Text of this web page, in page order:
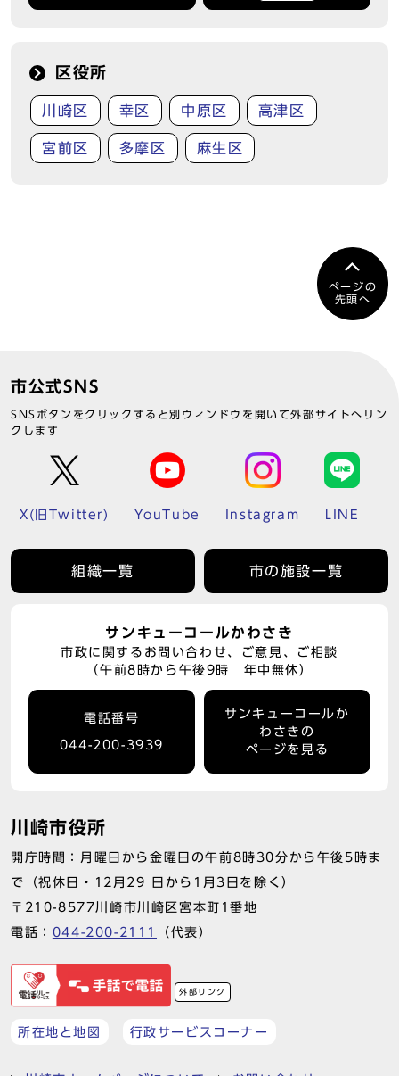
区役所
川崎区 幸区 中原区 高津区
宮前区 多摩区 麻生区
ページの
先頭へ
市公式SNS
SNSボタンをクリックすると別ウィンドウを開いて外部サイトへリン
クします
X(旧Twitter) YouTube Instagram LINE
組織一覧 市の施設一覧
サンキューコールかわさき
市政に関するお問い合わせ、ご意見、ご相談
（午前8時から午後9時 年中無休）
電話番号
044-200-3939
サンキューコールか
わさきの
ページを見る
川崎市役所
開庁時間：月曜日から金曜日の午前8時30分から午後5時ま
で（祝休日・12月29 日から1月3日を除く）
〒210-8577川崎市川崎区宮本町1番地
電話： 044-200-2111 （代表）
外部リンク
所在地と地図 行政サービスコーナー